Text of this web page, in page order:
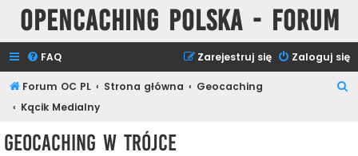
Opencaching Polska - Forum
FAQ Zaloguj się
Zarejestruj się
Forum OC PL Strona główna
Geocaching
Kącik Medialny
Geocaching w Trójce